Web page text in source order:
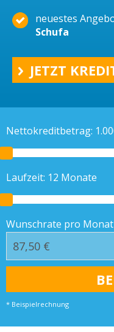
neuestes
Schufa
JETZT
Nettokreditbetrag:
Laufzeit: 12 Monate
Wunschrate pro Monat
* Beispielrechnung